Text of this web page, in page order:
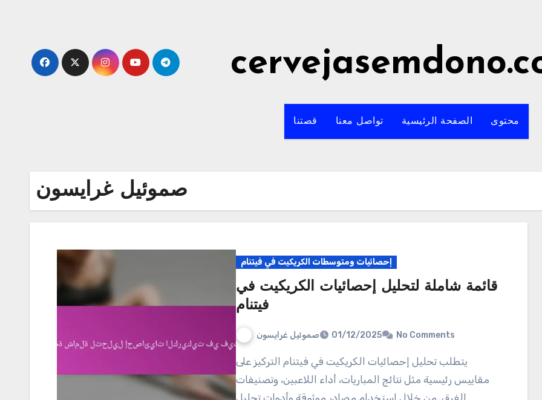
قصتنا تواصل معنا الصفحة الرئيسية محتوى
صموئيل غرايسون
إحصائيات ومتوسطات الكريكيت في فيتنام
قائمة شاملة لتحليل إحصائيات الكريكيت في
فيتنام
صموئيل غرايسون 01/12/2025 No Comments
يتطلب تحليل إحصائيات الكريكيت في فيتنام التركيز على
مقاييس رئيسية مثل نتائج المباريات، أداء اللاعبين، وتصنيفات